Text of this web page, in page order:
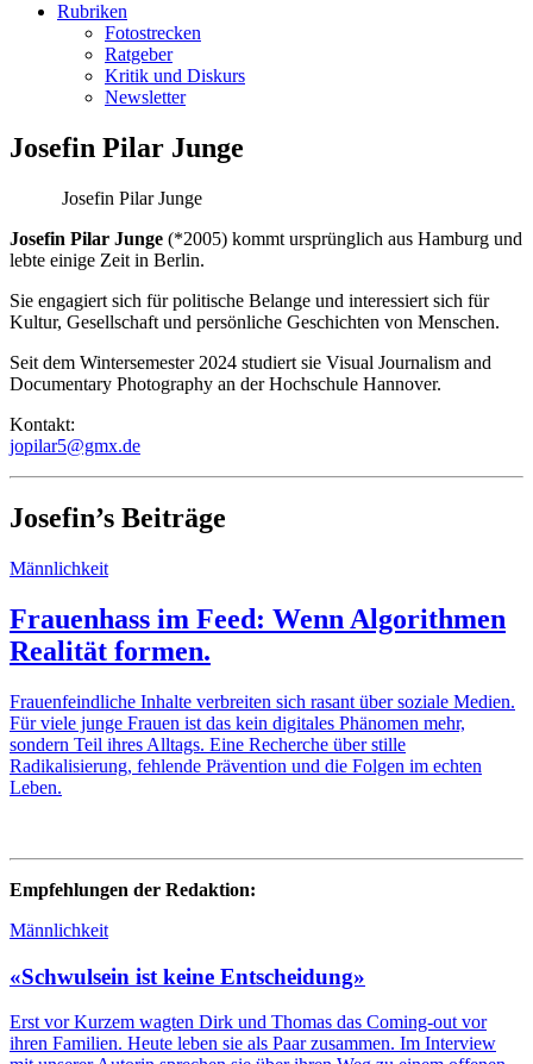
Rubriken
Fotostrecken
Ratgeber
Kritik und Diskurs
Newsletter
Josefin Pilar Junge
Josefin Pilar Junge
Josefin Pilar Junge (*2005) kommt ursprünglich aus Hamburg und
lebte einige Zeit in Berlin.
Sie engagiert sich für politische Belange und interessiert sich für
Kultur, Gesellschaft und persönliche Geschichten von Menschen.
Seit dem Wintersemester 2024 studiert sie Visual Journalism and
Documentary Photography an der Hochschule Hannover.
Kontakt:
jopilar5@gmx.de
Josefin’s Beiträge
Männlichkeit
Frauenhass im Feed: Wenn Algorithmen
Realität formen.
Frauenfeindliche Inhalte verbreiten sich rasant über soziale Medien.
Für viele junge Frauen ist das kein digitales Phänomen mehr,
sondern Teil ihres Alltags. Eine Recherche über stille
Radikalisierung, fehlende Prävention und die Folgen im echten
Leben.
Empfehlungen der Redaktion:
Männlichkeit
«Schwulsein ist keine Entscheidung»
Erst vor Kurzem wagten Dirk und Thomas das Coming-out vor
ihren Familien. Heute leben sie als Paar zusammen. Im Interview